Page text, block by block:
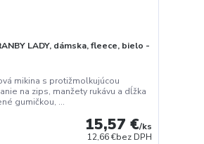
LADY, dámska, fleece, bielo -
mikina s protižmolkujúcou
na zips, manžety rukávu a dĺžka
gumičkou, ...
15,57 €/ks
12,66 €bez DPH